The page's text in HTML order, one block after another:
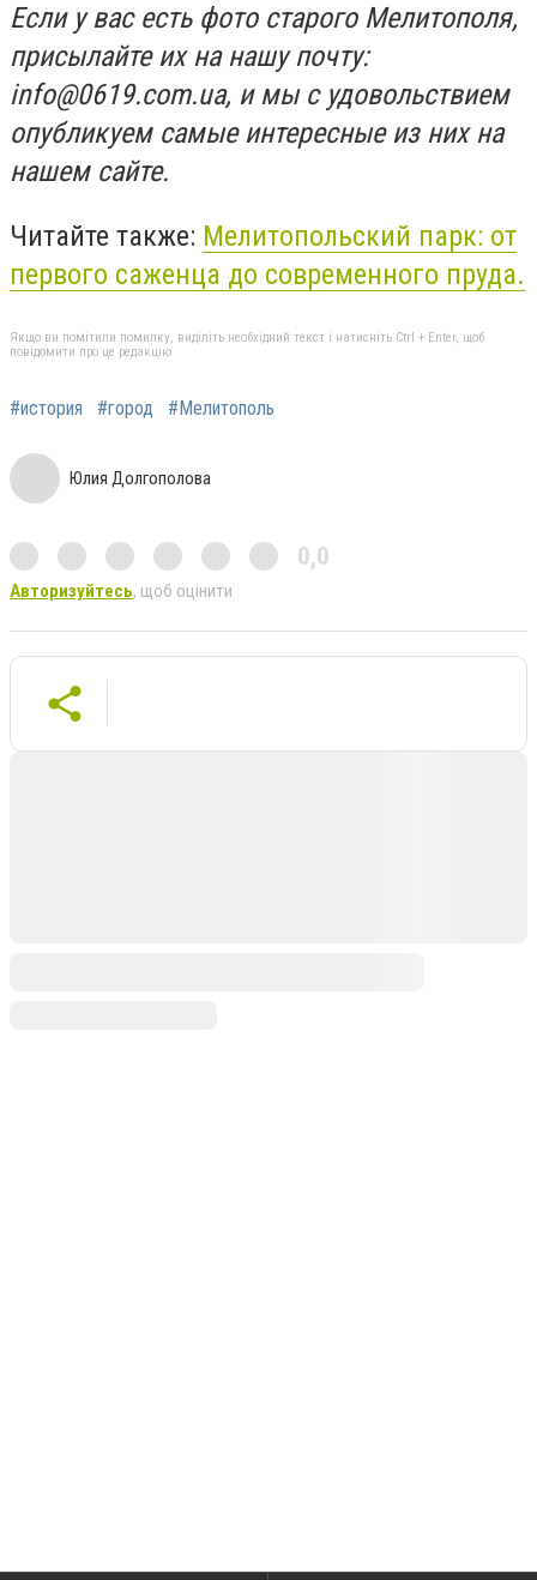
Если у вас есть фото старого Мелитополя,
присылайте их на нашу почту:
info@0619.com.ua, и мы с удовольствием
опубликуем самые интересные из них на
нашем сайте.
Читайте также: Мелитопольский парк: от
первого саженца до современного пруда.
Якщо ви помітили помилку, виділіть необхідний текст і натисніть Ctrl + Enter, щоб
повідомити про це редакцію
#история #город #Мелитополь
Юлия Долгополова
0,0
Авторизуйтесь, щоб оцінити